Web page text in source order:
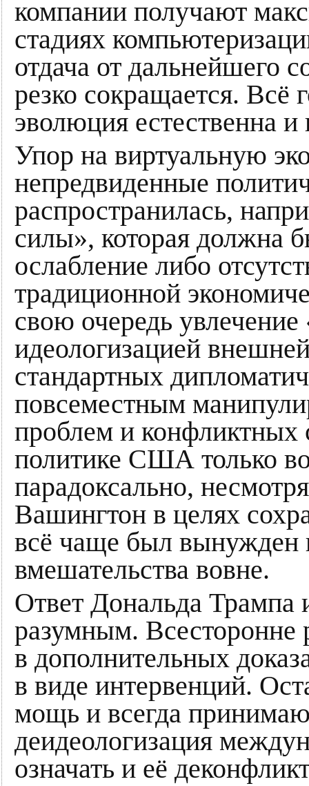
компании получают
стадиях
отдача от дальнейшего
резко сокращается. Всё
эволюция естественна и
Упор на виртуальную
непредвиденные
распространилась,
силы», которая должна
ослабление либо
традиционной
свою очередь
идеологизацией
стандартных
повсеместным
проблем и конфликтных
политике США только
парадоксально,
Вашингтон в целях
всё чаще был вынужден
вмешательства вовне.
Ответ Дональда Трампа
разумным. Всесторонне
в дополнительных
в виде интервенций.
мощь и всегда
деидеологизация
означать и её